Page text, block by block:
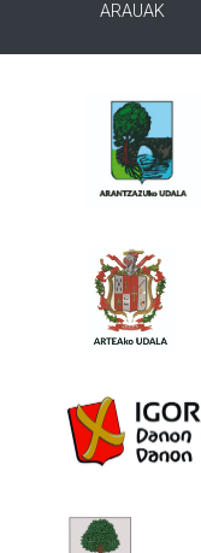
ARAUAK